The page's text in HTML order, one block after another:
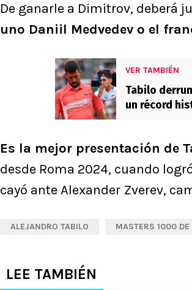
De ganarle a Dimitrov, deberá
uno Daniil Medvedev o el
VER TAMBIÉN
Tabilo
un récord
Es la mejor presentación de
desde Roma 2024, cuando
cayó ante Alexander Zverev,
ALEJANDRO TABILO MASTERS 1000 DE
LEE TAMBIÉN